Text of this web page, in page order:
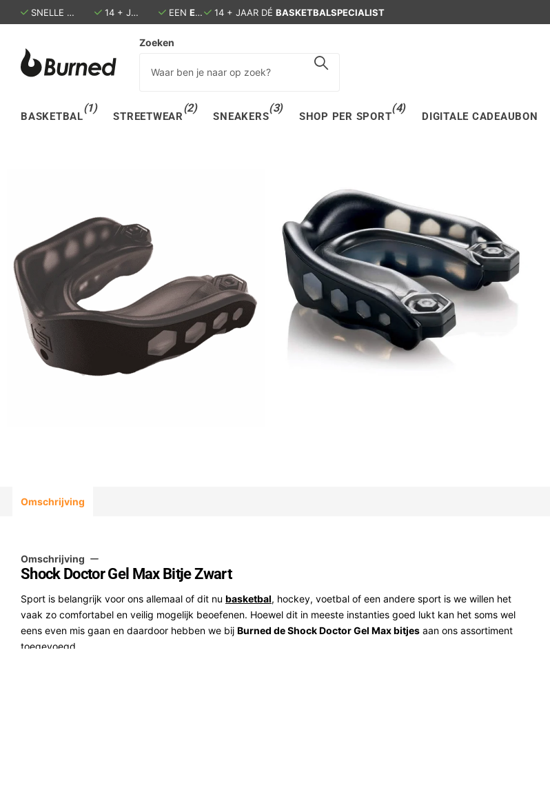
SNELLE LEVERING: BINNEN 1 - 3 DAGEN IN HUIS
14 + JAAR DÉ BASKETBALSPECIALIST
EENECHTE WINKEL IN DEN BOSCH
EEN ECHTE WINKEL IN DEN BOSCH
Zoeken
BASKETBAL
(1)
STREETWEAR
(2)
SNEAKERS
(3)
SHOP PER SPORT
(4)
DIGITALE CADEAUBON
Omschrijving
Omschrijving
Shock Doctor Gel Max Bitje Zwart
Sport is belangrijk voor ons allemaal of dit nu basketbal, hockey, voetbal of een andere sport is we willen het
vaak zo comfortabel en veilig mogelijk beoefenen. Hoewel dit in meeste instanties goed lukt kan het soms wel
eens even mis gaan en daardoor hebben we bij Burned de Shock Doctor Gel Max bitjes aan ons assortiment
toegevoegd.